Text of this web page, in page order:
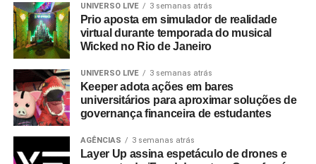
mais de 120 horas de conteúdo. Mas o impacto desse
evento não está apenas nos números. Está em promover
debates que frequentemente antecipam movimentos do
mercado.
E talvez seja justamente aí que esteja a resposta para a
pergunta inicial.
Eventos se tornam relevantes quando deixam de
acompanhar tendências e passam a influenciá-las.
UNIVERSO LIVE 3 semanas atrás
Prio aposta em simulador de realidade
virtual durante temporada do musical
Wicked no Rio de Janeiro
UNIVERSO LIVE 3 semanas atrás
Keeper adota ações em bares
universitários para aproximar soluções de
governança financeira de estudantes
AGÊNCIAS 3 semanas atrás
Layer Up assina espetáculo de drones e